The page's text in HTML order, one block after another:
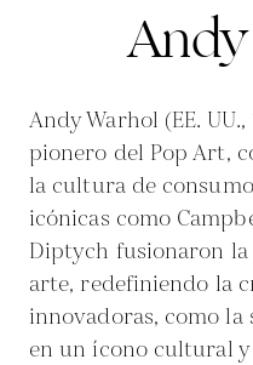
Andy Warhol (EE.
pionero del Pop Art,
la cultura de
icónicas como
Diptych fusionaron
arte, redefiniendo la
innovadoras, como
en un ícono cultural